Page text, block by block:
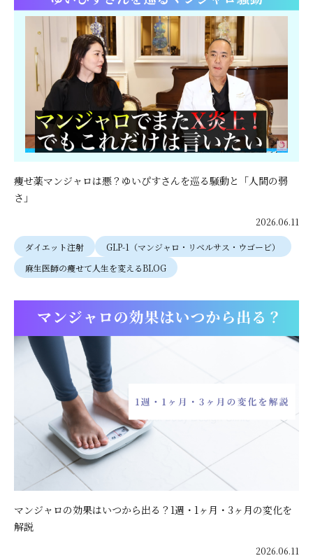
痩せ薬マンジャロは悪？ゆいぴすさんを巡る騒動と「人間の弱
さ」
2026.06.11
ダイエット注射
GLP-1（マンジャロ・リベルサス・ウゴービ）
麻生医師の痩せて人生を変えるBLOG
マンジャロの効果はいつから出る？1週・1ヶ月・3ヶ月の変化を
解説
2026.06.11